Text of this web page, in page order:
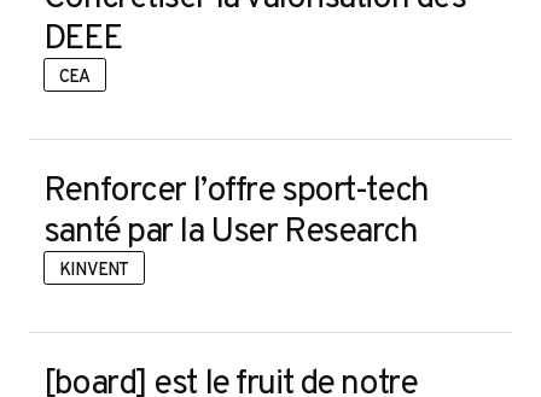
DEEE
CEA
Renforcer l’offre sport-tech
santé par la User Research
KINVENT
[board] est le fruit de notre